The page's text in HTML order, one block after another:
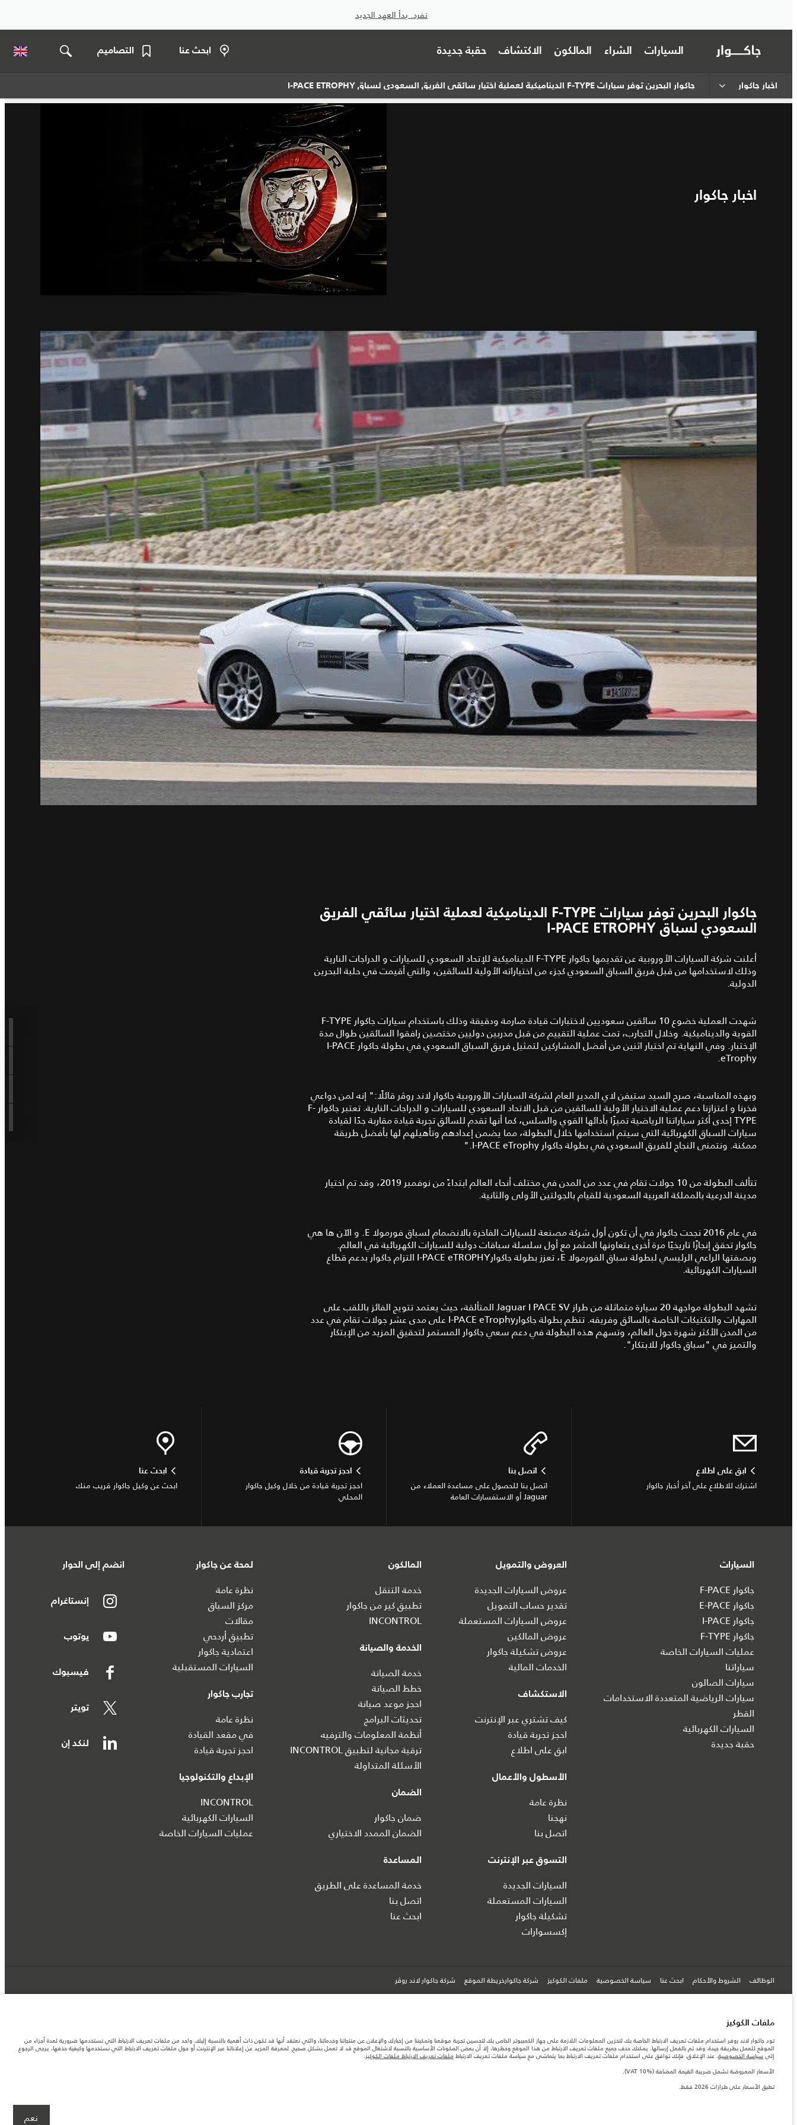
تفرد. بدأ العهد الجديد
السيارات الشراء المالكون الاكتشاف حقبة جديدة ابحث عنا التصاميم
اخبار جاكوار جاكوار البحرين توفر سيارات F-TYPE الديناميكية لعملية اختيار سائقي الفريق السعودي لسباق I-PACE ETROPHY
اخبار جاكوار
جاكوار البحرين توفر سيارات F-TYPE الديناميكية لعملية اختيار سائقي الفريق
السعودي لسباق I-PACE ETROPHY
أعلنت شركة السيارات الأوروبية عن تقديمها جاكوار F‑TYPE الديناميكية للإتحاد السعودي للسيارات و الدراجات النارية
وذلك لاستخدامها من قبل فريق السباق السعودي كجزء من اختياراته الأولية للسائقين، والتي أقيمت في حلبة البحرين
الدولية.
شهدت العملية خضوع 10 سائقين سعوديين لاختبارات قيادة صارمة ودقيقة وذلك باستخدام سيارات جاكوار F-TYPE
القوية والديناميكية. وخلال التجارب، تمت عملية التقييم من قبل مدربين دوليين مختصين رافقوا السائقين طوال مدة
الإختبار. وفي النهاية تم اختيار اثنين من أفضل المشاركين لتمثيل فريق السباق السعودي في بطولة جاكوار I-PACE
eTrophy.
وبهذه المناسبة، صرح السيد ستيفن لاي المدير العام لشركة السيارات الأوروبية جاكوار لاند روﭬر قائلًا:" إنه لمن دواعي
فخرنا و اعتزازنا دعم عملية الاختيار الأولية للسائقين من قبل الاتحاد السعودي للسيارات و الدراجات النارية. تعتبر جاكوار F-
TYPE إحدى أكثر سياراتنا الرياضية تميزًا بأدائها القوي والسلس، كما أنها تقدم للسائق تجربة قيادة مقاربة جدًا لقيادة
سيارات السباق الكهربائية التي سيتم استخدامها خلال البطولة، مما يضمن إعدادهم وتأهيلهم لها بأفضل طريقة
ممكنة. ونتمنى النجاح للفريق السعودي في بطولة جاكوار I-PACE eTrophy."
تتألف البطولة من 10 جولات تقام في عدد من المدن في مختلف أنحاء العالم ابتداءً من نوفمبر 2019، وقد تم اختيار
مدينة الدرعية بالمملكة العربية السعودية للقيام بالجولتين الأولى والثانية.
في عام 2016 نجحت جاكوار في أن تكون أول شركة مصنعة للسيارات الفاخرة بالانضمام لسباق فورمولا E. و الآن ها هي
جاكوار تحقق إنجازًا تاريخيًا مرة أخرى بتعاونها المثمر مع أول سلسلة سباقات دولية للسيارات الكهربائية في العالم.
وبصفتها الراعي الرئيسي لبطولة سباق الفورمولا E، تعزز بطولة جاكوارI-PACE eTROPHY التزام جاكوار بدعم قطاع
السيارات الكهربائية.
تشهد البطولة مواجهة 20 سيارة متماثلة من طراز Jaguar I PACE SV المتألقة، حيث يعتمد تتويج الفائز باللقب على
المهارات والتكتيكات الخاصة بالسائق وفريقه. تنظم بطولة جاكوارI-PACE eTrophy على مدى عشر جولات تقام في عدد
من المدن الأكثر شهرة حول العالم، وتسهم هذه البطولة في دعم سعي جاكوار المستمر لتحقيق المزيد من الإبتكار
والتميز في "سباق جاكوار للابتكار".
ابق على اطلاع
اشترك للاطلاع على آخر أخبار جاكوار
اتصل بنا
اتصل بنا للحصول على مساعدة العملاء من
Jaguar أو الاستفسارات العامة
احجز تجربة قيادة
احجز تجربة قيادة من خلال وكيل جاكوار
المحلي
ابحث عنا
ابحث عن وكيل جاكوار قريب منك
السيارات
جاكوار F-PACE
جاكوار E-PACE
جاكوار I‑PACE
جاكوار F-TYPE
عمليات السيارات الخاصة
سياراتنا
سيارات الصالون
سيارات الرياضية المتعددة الاستخدامات
القطر
السيارات الكهربائية
حقبة جديدة
العروض والتمويل
عروض السيارات الجديدة
تقدير حساب التمويل
عروض السيارات المستعملة
عروض المالكين
عروض تشكيلة جاكوار
الخدمات المالية
الاستكشاف
كيف تشتري عبر الإنترنت
احجز تجربة قيادة
ابق على اطلاع
الأسطول والأعمال
نظرة عامة
نهجنا
اتصل بنا
التسوق عبر الإنترنت
السيارات الجديدة
السيارات المستعملة
تشكيلة جاكوار
إكسسوارات
المالكون
خدمة التنقل
تطبيق كير من جاكوار
INCONTROL
الخدمة والصيانة
خدمة الصيانة
خطط الصيانة
احجز موعد صيانة
تحديثات البرامج
أنظمة المعلومات والترفيه
ترقية مجانية لتطبيق INCONTROL
الأسئلة المتداولة
الضمان
ضمان جاكوار
الضمان الممدد الاختياري
المساعدة
خدمة المساعدة على الطريق
اتصل بنا
ابحث عنا
لمحة عن جاكوار
نظرة عامة
مركز السباق
مقالات
تطبيق أردحي
اعتمادية جاكوار
السيارات المستقبلية
تجارب جاكوار
نظرة عامة
في مقعد القيادة
احجز تجربة قيادة
الإبداع والتكنولوجيا
INCONTROL
السيارات الكهربائية
عمليات السيارات الخاصة
انضم إلى الحوار
إنستاغرام
يوتوب
فيسبوك
تويتر
لنكد إن
الوظائف الشروط والأحكام ابحث عنا سياسة الخصوصية ملفات الكوكيز شركة جاكوارخريطة الموقع شركة جاكوار لاند روڤر
© جاكوار لاند روڨر المحدودة 2026
البحرين, السيارات الأوروبية
المعلومات والمواصفات والأسعار والألوان المذكورة على هذا الموقع قد تختلف من بلد إلى آخر، كما أنّها قد تتغير بدون إشعار مسبق. الرجاء التواصل مع وكيلنا المحلي للتأكد من توفّرها والتحقق من الأسعار.
الأرقام المقدمة هي نتيجة لاختبارات المصنع الرسمية وفقاً لتشريعات الاتحاد الأوروبي. قد يتباين استهلك الوقود الفعلي للمركبة عن ذلك المتحقق في تلك الاختبارات كما أن هذه الأرقام بغرض المقارنة فحسب.
ملاحظة مهمة حول الصور والمواصفات. إن النقص العالمي في أشباه الموصلات يؤثر حاليًا في مواصفات تصميم السيارات وتوفر الخيارات وتوقيتات التصاميم. هذا ظرف ديناميكي للغاية، ونتيجة لذلك، قد لا تمثّل الصور المستخدَمة ضمن موقع الويب حاليًا المواصفات الحالية بالكامل بالنسبة إلى الميزات
والخيارات والحلية ومجموعات الألوان. يرجى استشارة وكيلك الذي سيتمكّن من تأكيد أي تقييدات حالية معك للسماح لك باتخاذ قرار مدروس
ملفات الكوكيز
تود جاكوار لاند روفر استخدام ملفات تعريف الارتباط الخاصة بك لتخزين المعلومات اللازمة على جهاز الكمبيوتر الخاص بك لتحسين تجربة موقعنا وتمكيننا من إخبارك والإعلان عن منتجاتنا وخدماتنا، والتي نعتقد أنها قد تكون ذات أهمية بالنسبة إليك. واحد من ملفات تعريف الارتباط التي نستخدمها ضرورية لعدة أجزاء من
الموقع للعمل بطريقة جيدة، وقد تم بالفعل إرسالها. يمكنك حذف جميع ملفات تعريف الارتباط من هذا الموقع وحظرها، إلا أن بعض المكونات الأساسية بالنسبة لاشتغال الموقع قد لا تعمل بشكل صحيح. لمعرفة المزيد عن إعلاناتنا عبر الإنترنت أو حول ملفات تعريف الارتباط التي نستخدمها وكيفية حذفها، يرجى الرجوع
إلى سياسة الخصوصية. عند الإغلاق، فإنك توافق على استخدام ملفات تعريف الارتباط بما يتماشى مع سياسة ملفات تعريف الارتباط ملفات تعريف الارتباط ملفات الكوكيز.
الأسعار المعروضة تشمل ضريبة القيمة المضافة (VAT 10%).
تطبق الأسعار على طرازات 2026 فقط.‎
نعم